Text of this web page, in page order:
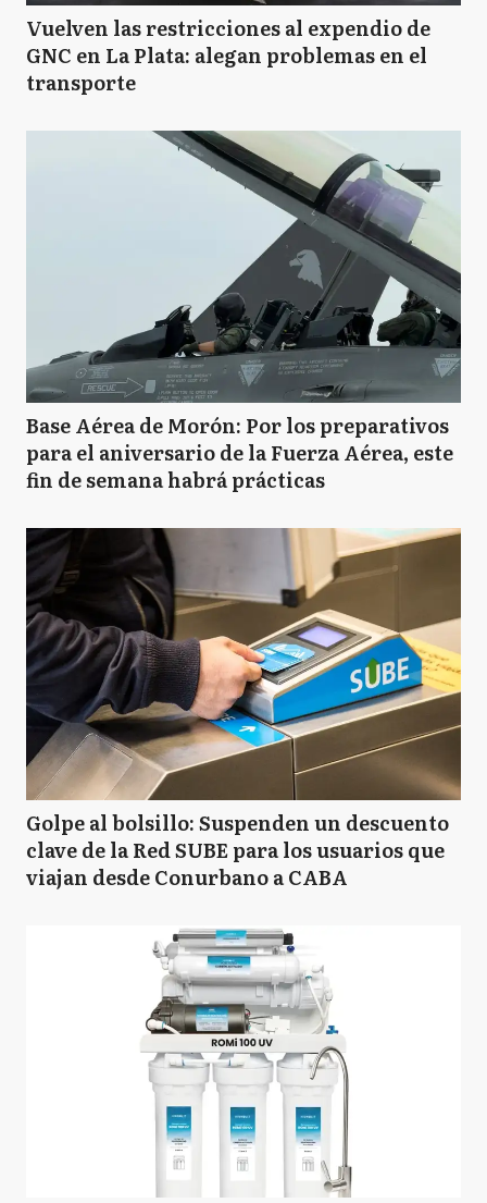
Vuelven las restricciones al expendio de
GNC en La Plata: alegan problemas en el
transporte
Base Aérea de Morón: Por los preparativos
para el aniversario de la Fuerza Aérea, este
fin de semana habrá prácticas
Golpe al bolsillo: Suspenden un descuento
clave de la Red SUBE para los usuarios que
viajan desde Conurbano a CABA